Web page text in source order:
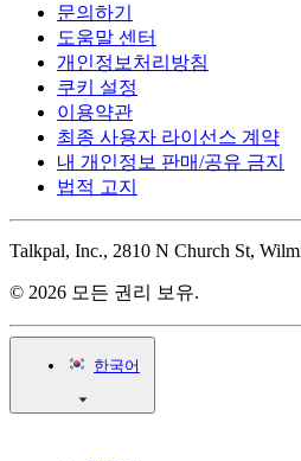
문의하기
도움말 센터
개인정보처리방침
쿠키 설정
이용약관
최종 사용자 라이선스 계약
내 개인정보 판매/공유 금지
법적 고지
Talkpal, Inc., 2810 N Church St,
© 2026 모든 권리 보유.
한국어